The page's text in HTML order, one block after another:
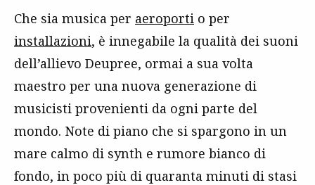
Che sia musica per aeroporti o per
installazioni, è innegabile la qualità dei suoni
dell’allievo Deupree, ormai a sua volta
maestro per una nuova generazione di
musicisti provenienti da ogni parte del
mondo. Note di piano che si spargono in un
mare calmo di synth e rumore bianco di
fondo, in poco più di quaranta minuti di stasi